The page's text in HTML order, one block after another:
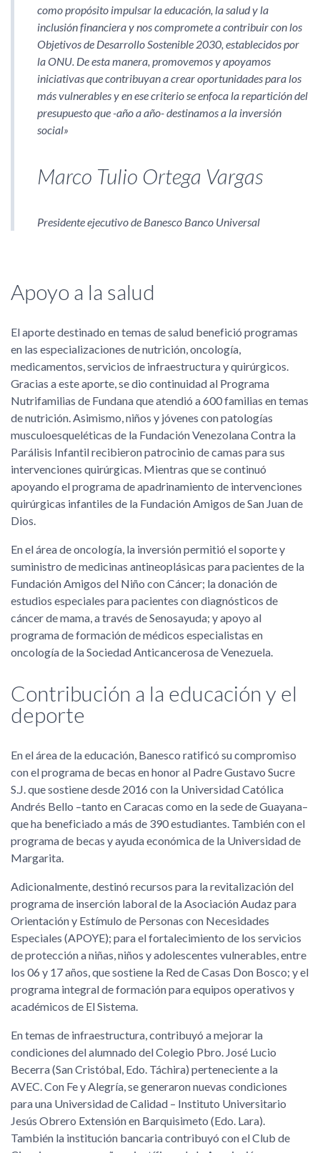
como propósito impulsar la educación, la salud y la
inclusión financiera y nos compromete a contribuir con los
Objetivos de Desarrollo Sostenible 2030, establecidos por
la ONU. De esta manera, promovemos y apoyamos
iniciativas que contribuyan a crear oportunidades para los
más vulnerables y en ese criterio se enfoca la repartición del
presupuesto que -año a año- destinamos a la inversión
social»
Marco Tulio Ortega Vargas
Presidente ejecutivo de Banesco Banco Universal
Apoyo a la salud
El aporte destinado en temas de salud benefició programas
en las especializaciones de nutrición, oncología,
medicamentos, servicios de infraestructura y quirúrgicos.
Gracias a este aporte, se dio continuidad al Programa
Nutrifamilias de Fundana que atendió a 600 familias en temas
de nutrición. Asimismo, niños y jóvenes con patologías
musculoesqueléticas de la Fundación Venezolana Contra la
Parálisis Infantil recibieron patrocinio de camas para sus
intervenciones quirúrgicas. Mientras que se continuó
apoyando el programa de apadrinamiento de intervenciones
quirúrgicas infantiles de la Fundación Amigos de San Juan de
Dios.
En el área de oncología, la inversión permitió el soporte y
suministro de medicinas antineoplásicas para pacientes de la
Fundación Amigos del Niño con Cáncer; la donación de
estudios especiales para pacientes con diagnósticos de
cáncer de mama, a través de Senosayuda; y apoyo al
programa de formación de médicos especialistas en
oncología de la Sociedad Anticancerosa de Venezuela.
Contribución a la educación y el
deporte
En el área de la educación, Banesco ratificó su compromiso
con el programa de becas en honor al Padre Gustavo Sucre
S.J. que sostiene desde 2016 con la Universidad Católica
Andrés Bello –tanto en Caracas como en la sede de Guayana–
que ha beneficiado a más de 390 estudiantes. También con el
programa de becas y ayuda económica de la Universidad de
Margarita.
Adicionalmente, destinó recursos para la revitalización del
programa de inserción laboral de la Asociación Audaz para
Orientación y Estímulo de Personas con Necesidades
Especiales (APOYE); para el fortalecimiento de los servicios
de protección a niñas, niños y adolescentes vulnerables, entre
los 06 y 17 años, que sostiene la Red de Casas Don Bosco; y el
programa integral de formación para equipos operativos y
académicos de El Sistema.
En temas de infraestructura, contribuyó a mejorar la
condiciones del alumnado del Colegio Pbro. José Lucio
Becerra (San Cristóbal, Edo. Táchira) perteneciente a la
AVEC. Con Fe y Alegría, se generaron nuevas condiciones
para una Universidad de Calidad – Instituto Universitario
Jesús Obrero Extensión en Barquisimeto (Edo. Lara).
También la institución bancaria contribuyó con el Club de